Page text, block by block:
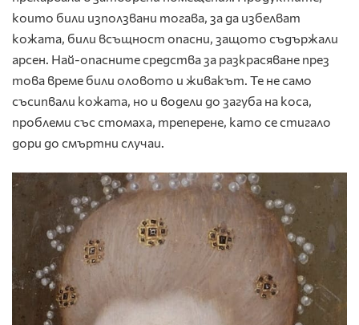
които били използвани тогава, за да избелват
кожата, били всъщност опасни, защото съдържали
арсен. Най-опасните средства за разкрасяване през
това време били оловото и живакът. Те не само
съсипвали кожата, но и водели до загуба на коса,
проблеми със стомаха, треперене, като се стигало
дори до смъртни случаи.